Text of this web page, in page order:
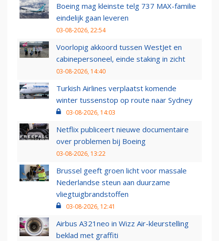
Boeing mag kleinste telg 737 MAX-familie
eindelijk gaan leveren
03-08-2026, 22:54
Voorlopig akkoord tussen WestJet en
cabinepersoneel, einde staking in zicht
03-08-2026, 14:40
Turkish Airlines verplaatst komende
winter tussenstop op route naar Sydney
03-08-2026, 14:03
Netflix publiceert nieuwe documentaire
over problemen bij Boeing
03-08-2026, 13:22
Brussel geeft groen licht voor massale
Nederlandse steun aan duurzame
vliegtuigbrandstoffen
03-08-2026, 12:41
Airbus A321neo in Wizz Air-kleurstelling
beklad met graffiti